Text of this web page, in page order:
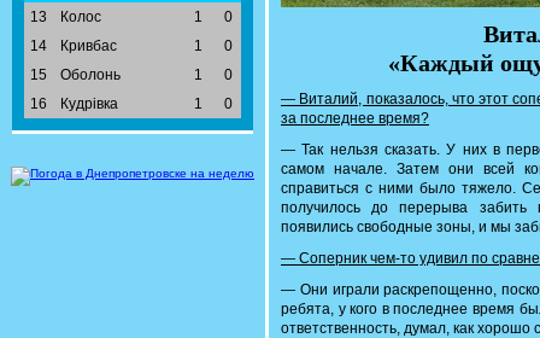
13
Колос 1
0
14
Кривбас 1
0
15
Оболонь 1
0
16
Кудрівка 1 0
«Каждый
— Виталий, показалось, что этот
за последнее время?
— Так нельзя сказать. У них в
самом начале. Затем они всей
справиться с ними было тяжело.
получилось до перерыва забить
появились свободные зоны, и мы
— Соперник чем-то удивил по
— Они играли раскрепощенно,
ребята, у кого в последнее время
ответственность, думал, как хорошо